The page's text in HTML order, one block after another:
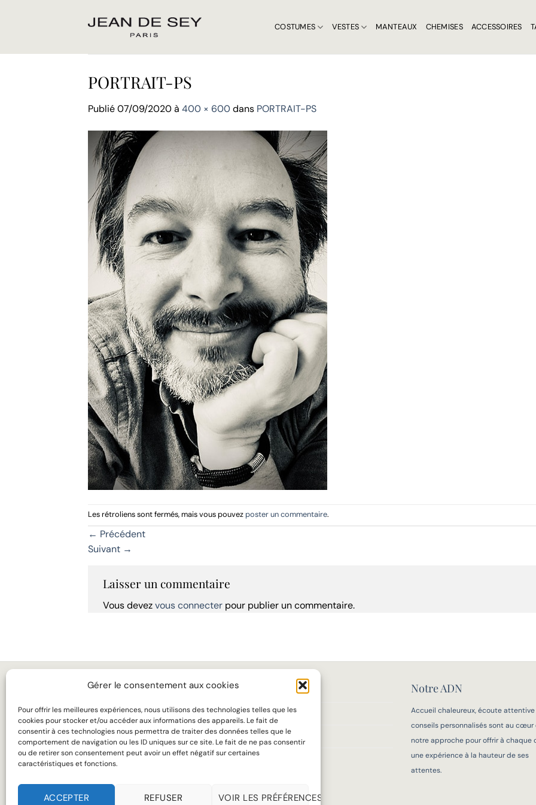
Gérer le consentement aux cookies
Pour offrir les meilleures expériences, nous utilisons des technologies telles que les
cookies pour stocker et/ou accéder aux informations des appareils. Le fait de
consentir à ces technologies nous permettra de traiter des données telles que le
comportement de navigation ou les ID uniques sur ce site. Le fait de ne pas consentir
ou de retirer son consentement peut avoir un effet négatif sur certaines
caractéristiques et fonctions.
ACCEPTER REFUSER VOIR LES PRÉFÉRENCES
COSTUMES VESTES MANTEAUX CHEMISES ACCESSOIRES
PORTRAIT-PS
Publié07/09/2020à 400 × 600dans PORTRAIT-PS
Les rétroliens sont fermés, mais vous pouvez poster un commentaire.
← Précédent
Suivant →
Laisser un commentaire
Vous devezvous connecter pour publier un commentaire.
MARIAGE
BUSINESS
MANTEAUX
CHEMISES
LA MAISON
TARIFS
SUR MESURE
SAVOIR-FAIRE
Notre ADN
Accueil chaleureux, écoute
conseils personnalisés sont au cœur
notre approche pour offrir à chaque
une expérience à la hauteur de ses
attentes.